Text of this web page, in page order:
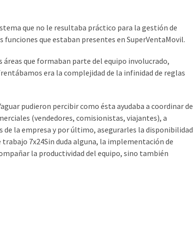
que no le resultaba práctico para la gestión de
que estaban presentes en SuperVentaMovil.
que formaban parte del equipo involucrado,
era la complejidad de la infinidad de reglas
pudieron percibir como ésta ayudaba a coordinar de
(vendedores, comisionistas, viajantes), a
la empresa y por último, asegurarles la disponibilidad
7x24Sin duda alguna, la implementación de
la productividad del equipo, sino también